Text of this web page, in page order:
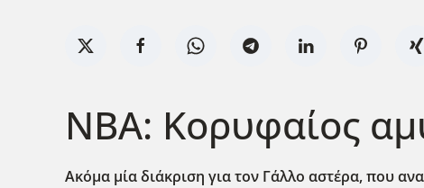
ΝΒΑ: Κορυφαίος
Ακόμα μία διάκριση για τον Γάλλο αστέρα, που